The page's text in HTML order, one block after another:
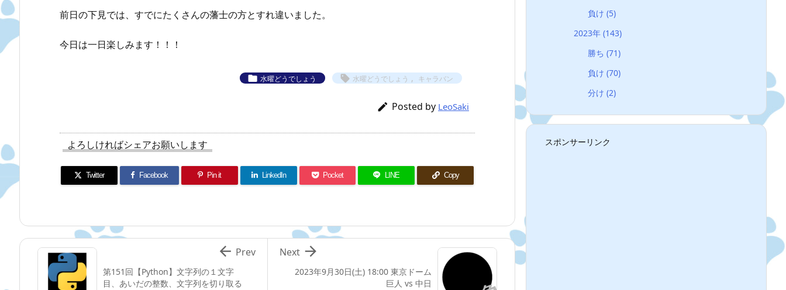
前日の下見では、すでにたくさんの藩士の方とすれ違いました。
今日は一日楽しみます！！！
 水曜どうでしょう  水曜どうでしょう , キャラバン
 Posted by LeoSaki
よろしければシェアお願いします
Twitter Facebook Pin it LinkedIn Pocket LINE Copy
2023年9月30日(土) 18:00 東京ドーム
巨人 vs 中日

Next
第151回【Python】文字列の１文字
目、あいだの整数、文字列を切り取る
 Prev
負け(5)
2023年 (143)
勝ち(71)
負け(70)
分け(2)
スポンサーリンク